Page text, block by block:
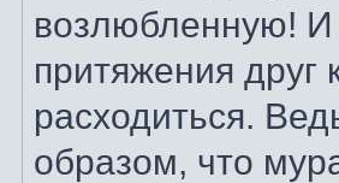
возлюбленную! И
притяжения друг
расходиться.
образом, что